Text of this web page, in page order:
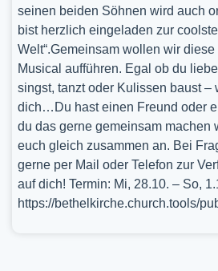
seinen beiden Söhnen wird auch
bist herzlich eingeladen zur
Welt“.Gemeinsam wollen wir
Musical aufführen. Egal ob du
singst, tanzt oder Kulissen baust –
dich…Du hast einen Freund oder
du das gerne gemeinsam machen
euch gleich zusammen an. Bei
gerne per Mail oder Telefon zur
auf dich! Termin: Mi, 28.10. – So,
https://bethelkirche.church.tools/